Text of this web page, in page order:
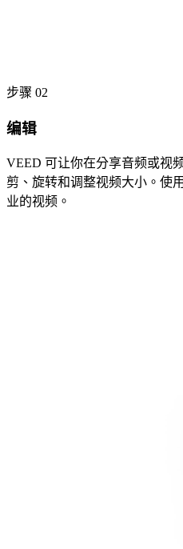
步骤 02
编辑
VEED 可让你在分享音频或视
剪、旋转和调整视频大小。使
业的视频。